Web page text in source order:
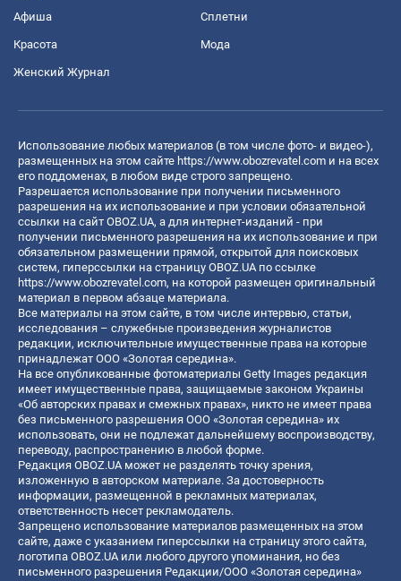
Афиша Сплетни
Красота Мода
Женский Журнал
Использование любых материалов (в том числе фото- и видео-),
размещенных на этом сайте https://www.obozrevatel.com и на всех
его поддоменах, в любом виде строго запрещено.
Разрешается использование при получении письменного
разрешения на их использование и при условии обязательной
ссылки на сайт OBOZ.UA, а для интернет-изданий - при
получении письменного разрешения на их использование и при
обязательном размещении прямой, открытой для поисковых
систем, гиперссылки на страницу OBOZ.UA по ссылке
https://www.obozrevatel.com, на которой размещен оригинальный
материал в первом абзаце материала.
Все материалы на этом сайте, в том числе интервью, статьи,
исследования – служебные произведения журналистов
редакции, исключительные имущественные права на которые
принадлежат ООО «Золотая середина».
На все опубликованные фотоматериалы Getty Images редакция
имеет имущественные права, защищаемые законом Украины
«Об авторских правах и смежных правах», никто не имеет права
без письменного разрешения ООО «Золотая середина» их
использовать, они не подлежат дальнейшему воспроизводству,
переводу, распространению в любой форме.
Редакция OBOZ.UA может не разделять точку зрения,
изложенную в авторском материале. За достоверность
информации, размещенной в рекламных материалах,
ответственность несет рекламодатель.
Запрещено использование материалов размещенных на этом
сайте, даже с указанием гиперссылки на страницу этого сайта,
логотипа OBOZ.UA или любого другого упоминания, но без
письменного разрешения Редакции/ООО «Золотая середина»